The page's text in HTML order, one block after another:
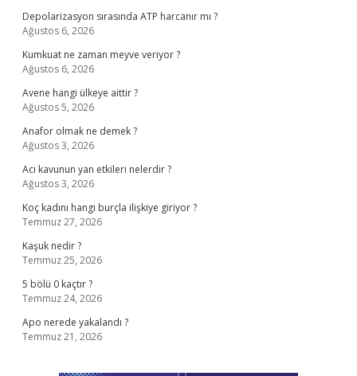
Depolarizasyon sırasında ATP harcanır mı ?
Ağustos 6, 2026
Kumkuat ne zaman meyve veriyor ?
Ağustos 6, 2026
Avene hangi ülkeye aittir ?
Ağustos 5, 2026
Anafor olmak ne demek ?
Ağustos 3, 2026
Acı kavunun yan etkileri nelerdir ?
Ağustos 3, 2026
Koç kadını hangi burçla ilişkiye giriyor ?
Temmuz 27, 2026
Kaşuk nedir ?
Temmuz 25, 2026
5 bölü 0 kaçtır ?
Temmuz 24, 2026
Apo nerede yakalandı ?
Temmuz 21, 2026